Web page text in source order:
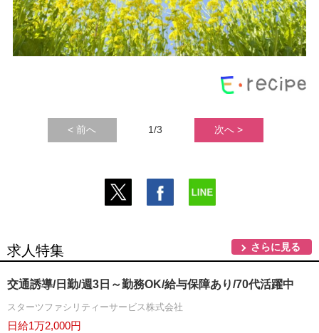
< 前へ 1/3 次へ >
求人特集 さらに見る
交通誘導/日勤/週3日～勤務OK/給与保障あり/70代活躍中
スターツファシリティーサービス株式会社
日給1万2,000円